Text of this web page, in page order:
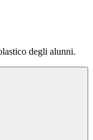
degli alunni.